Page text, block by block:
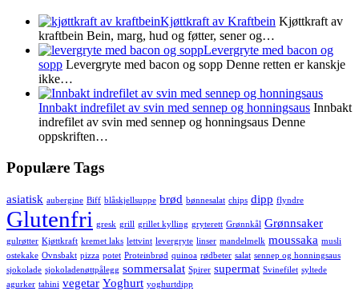
Kjøttkraft av Kraftbein Kjøttkraft av
kraftbein Bein, marg, hud og føtter, sener og…
Levergryte med bacon og
sopp Levergryte med bacon og sopp Denne retten er kanskje
ikke…
Innbakt indrefilet av svin med sennep og honningsaus Innbakt
indrefilet av svin med sennep og honningsaus Denne
oppskriften…
Populære Tags
asiatisk aubergine Biff blåskjellsuppe brød bønnesalat chips dipp flyndre
Glutenfri gresk grill grillet kylling gryterett Grønnkål Grønnsaker
gulrøtter Kjøttkraft kremet laks lettvint levergryte linser mandelmelk moussaka musli
ostekake Ovnsbakt pizza potet Proteinbrød quinoa rødbeter salat sennep og honningsaus
sjokolade sjokoladenøttpålegg sommersalat Spirer supermat Svinefilet syltede
agurker tahini vegetar Yoghurt yoghurtdipp